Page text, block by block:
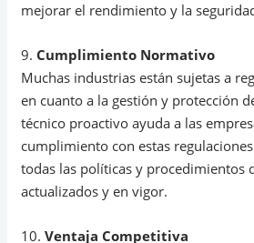
mejorar el rendimiento y la
9. Cumplimiento Normativo
Muchas industrias están sujetas a
en cuanto a la gestión y protección
técnico proactivo ayuda a las
cumplimiento con estas
todas las políticas y procedimientos
actualizados y en vigor.
10.Ventaja Competitiva